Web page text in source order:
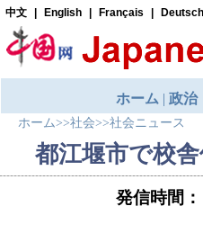
ホーム>>社会>>社会ニュース
都江堰市で校
発信時間：